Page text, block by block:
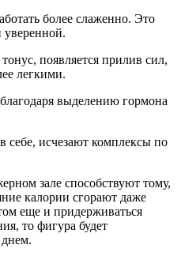
более слаженно. Это
уверенной.
появляется прилив сил,
легкими.
выделению гормона
себе, исчезают комплексы по
зале способствуют тому,
калории сгорают даже
еще и придерживаться
то фигура будет